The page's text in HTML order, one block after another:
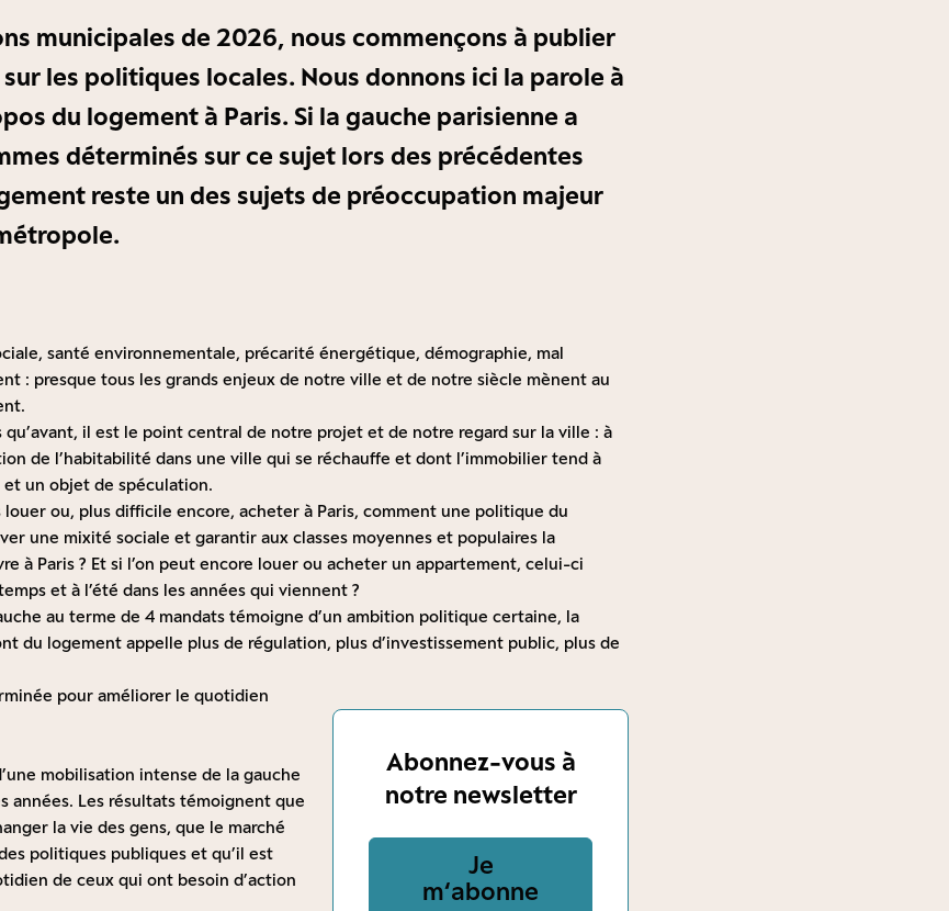
municipales de 2026, nous commençons à publier
les politiques locales. Nous donnons ici la parole à
du logement à Paris. Si la gauche parisienne a
déterminés sur ce sujet lors des précédentes
reste un des sujets de préoccupation majeur
santé environnementale, précarité énergétique, démographie, mal
: presque tous les grands enjeux de notre ville et de notre siècle mènent au
qu’avant, il est le point central de notre projet et de notre regard sur la ville : à
de l’habitabilité dans une ville qui se réchauffe et dont l’immobilier tend à
un objet de spéculation.
louer ou, plus difficile encore, acheter à Paris, comment une politique du
une mixité sociale et garantir aux classes moyennes et populaires la
à Paris ? Et si l’on peut encore louer ou acheter un appartement, celui-ci
et à l’été dans les années qui viennent ?
au terme de 4 mandats témoigne d’un ambition politique certaine, la
du logement appelle plus de régulation, plus d’investissement public, plus de
pour améliorer le quotidien
Abonnez-vous à
notre newsletter
Je
m‘abonne
mobilisation intense de la gauche
années. Les résultats témoignent que
la vie des gens, que le marché
politiques publiques et qu’il est
de ceux qui ont besoin d’action